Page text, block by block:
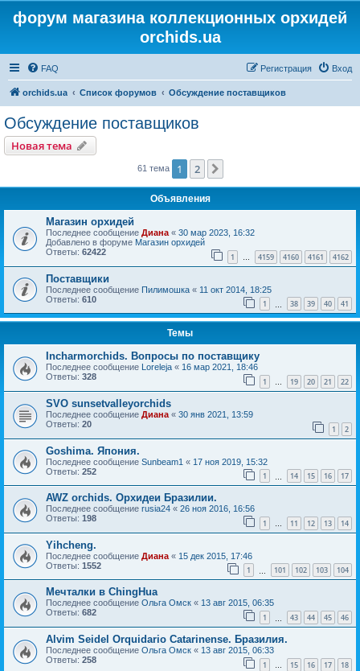
форум магазина коллекционных орхидей
orchids.ua
FAQ Вход
Регистрация
orchids.ua Список форумов Обсуждение поставщиков
Обсуждение поставщиков
Новая тема
61 тема 1 2
Объявления
Магазин орхидей
Последнее сообщение Диана « 30 мар 2023, 16:32
Добавлено в форуме Магазин орхидей
Ответы: 62422 1 … 4159 4160 4161 4162
Поставщики
Последнее сообщение Пилимошка « 11 окт 2014, 18:25
Ответы: 610 1 38 39 40 41
Темы
Incharmorchids. Вопросы по поставщику
Последнее сообщение Loreleja « 16 мар 2021, 18:46
Ответы: 328 1 … 19 20 21 22
SVO sunsetvalleyorchids
Последнее сообщение Диана « 30 янв 2021, 13:59
Ответы: 20 1 2
Goshima. Япония.
Последнее сообщение Sunbeam1 « 17 ноя 2019, 15:32
Ответы: 252 1 14 15 16 17
AWZ orchids. Орхидеи Бразилии.
Последнее сообщение rusia24 « 26 ноя 2016, 16:56
Ответы: 198 1 … 11 12 13 14
Yihcheng.
Последнее сообщение Диана « 15 дек 2015, 17:46
Ответы: 1552 1 101 102 103 104
Мечталки в ChingHua
Последнее сообщение Ольга Омск « 13 авг 2015, 06:35
Ответы: 682 1 43 44 45 46
Alvim Seidel Orquidario Catarinense. Бразилия.
Последнее сообщение Ольга Омск « 13 авг 2015, 06:33
Ответы: 258 1 … 15 16 17 18